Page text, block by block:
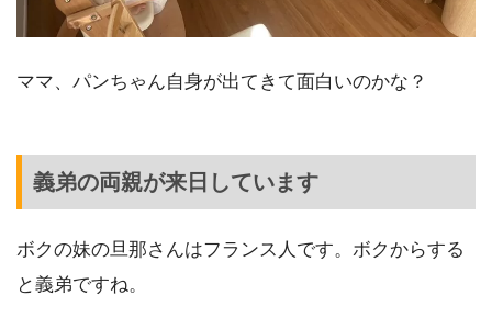
ママ、パンちゃん自身が出てきて面白いのかな？
義弟の両親が来日しています
ボクの妹の旦那さんはフランス人です。ボクからする
と義弟ですね。